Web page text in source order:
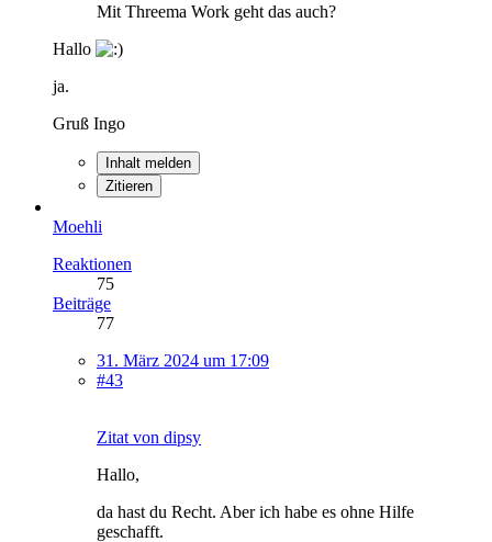
Mit Threema Work geht das auch?
Hallo
ja.
Gruß Ingo
Inhalt melden
Zitieren
Moehli
Reaktionen
75
Beiträge
77
31. März 2024 um 17:09
#43
Zitat von dipsy
Hallo,
da hast du Recht. Aber ich habe es ohne Hilfe
geschafft.